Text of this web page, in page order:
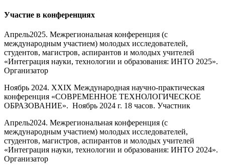
Участие в конференциях
Апрель2025. Межрегиональная конференция (с
международным участием) молодых исследователей,
студентов, магистров, аспирантов и молодых учителей
«Интеграция науки, технологии и образования: ИНТО 2025».
Организатор
Ноябрь 2024. XXIX Международная научно-практическая
конференция «СОВРЕМЕННОЕ ТЕХНОЛОГИЧЕСКОЕ
ОБРАЗОВАНИЕ». Ноябрь 2024 г. 18 часов. Участник
Апрель2024. Межрегиональная конференция (с
международным участием) молодых исследователей,
студентов, магистров, аспирантов и молодых учителей
«Интеграция науки, технологии и образования: ИНТО 2024».
Организатор